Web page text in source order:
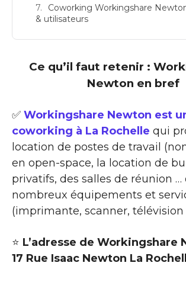
Coworking Workingshare
& utilisateurs
Ce qu’il faut retenir :
Newton en bref
✅ Workingshare Newton est
coworking à La Rochelle qui
location de postes de travail
en open-space, la location de
privatifs, des salles de réunion …
nombreux équipements et
(imprimante, scanner, télévision
⭐ L’adresse de Workingshare
17 Rue Isaac Newton La